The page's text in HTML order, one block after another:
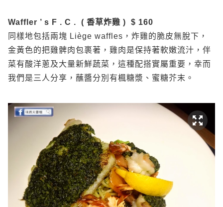
Waffler ’ s F . C . ( 香草炸雞 ) $ 160
同樣地包括兩塊 Liège waffles，炸雞的脆皮無脫下，
金黃色的把雞髀肉包裹著，雞肉是保持著軟嫩流汁，伴
菜有酸洋蔥及大量新鮮蔬菜，這種配搭實屬重要，幸而
我們是三人分享，蘸醬分別有楓糖漿、蜜糖芥末。